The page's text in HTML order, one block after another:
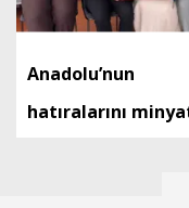
Anadolu’nun
hatıralarını